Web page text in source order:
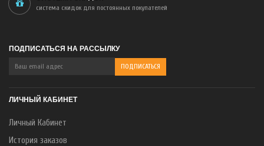
система скидок для постоянных покупателей
ПОДПИСАТЬСЯ НА РАССЫЛКУ
ЛИЧНЫЙ КАБИНЕТ
Личный Кабинет
История заказов